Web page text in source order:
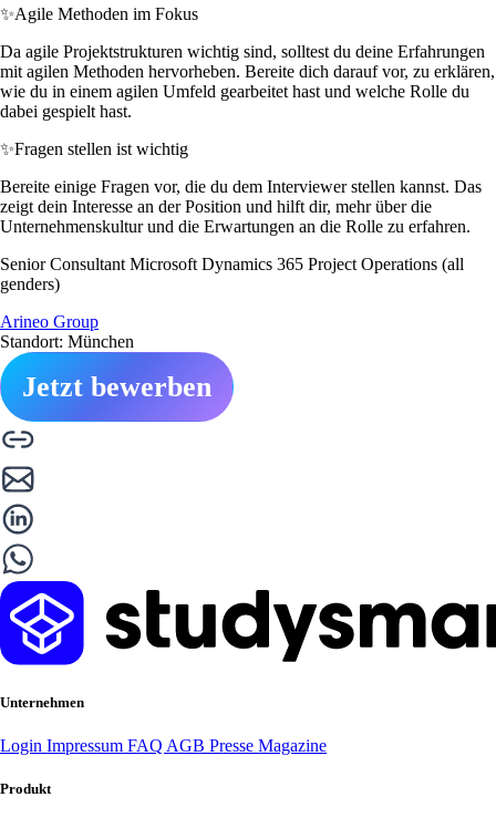
✨Agile Methoden im Fokus
Da agile Projektstrukturen wichtig sind, solltest du deine Erfahrungen
mit agilen Methoden hervorheben. Bereite dich darauf vor, zu erklären,
wie du in einem agilen Umfeld gearbeitet hast und welche Rolle du
dabei gespielt hast.
✨Fragen stellen ist wichtig
Bereite einige Fragen vor, die du dem Interviewer stellen kannst. Das
zeigt dein Interesse an der Position und hilft dir, mehr über die
Unternehmenskultur und die Erwartungen an die Rolle zu erfahren.
Senior Consultant Microsoft Dynamics 365 Project Operations (all
genders)
Arineo Group
Standort: München
Jetzt bewerben
Unternehmen
Login Impressum FAQ AGB Presse Magazine
Produkt